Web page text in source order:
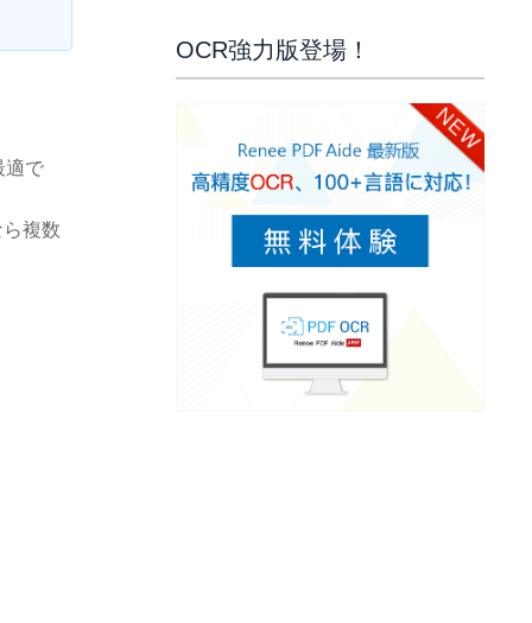
適で
複数
OCR強力版登場！